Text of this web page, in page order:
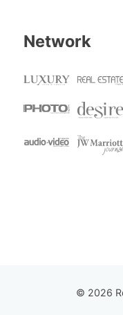
Network
© 2026